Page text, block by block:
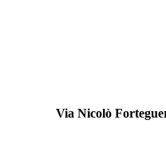
Via Nicolò